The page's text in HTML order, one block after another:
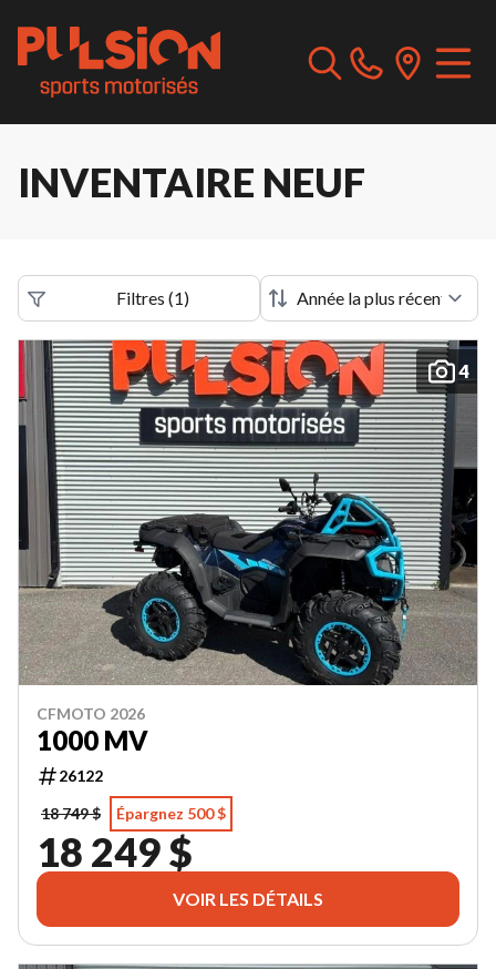
INVENTAIRE NEUF
Filtres (1)
4
CFMOTO 2026
1000 MV
26122
18 749 $
Épargnez 500 $
18 249 $
VOIR LES DÉTAILS